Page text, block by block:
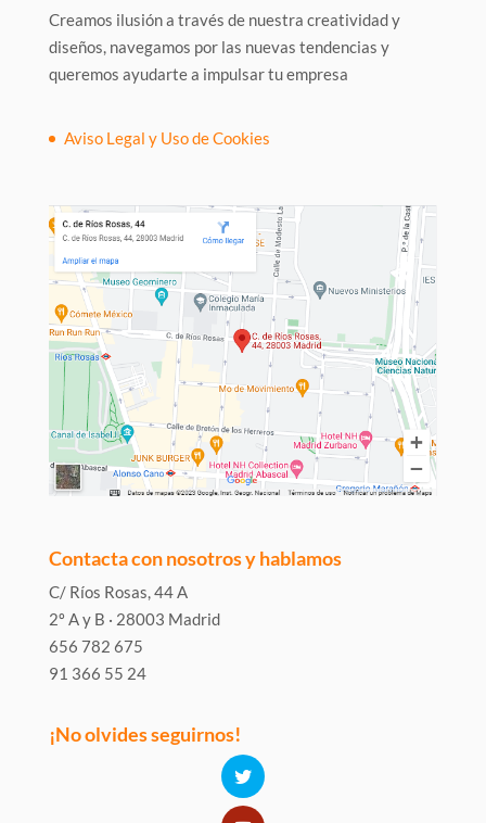
Creamos ilusión a través de nuestra creatividad y
diseños, navegamos por las nuevas tendencias y
queremos ayudarte a impulsar tu empresa
Aviso Legal y Uso de Cookies
Contacta con nosotros y hablamos
C/ Ríos Rosas, 44 A
2º A y B · 28003 Madrid
656 782 675
91 366 55 24
¡No olvides seguirnos!